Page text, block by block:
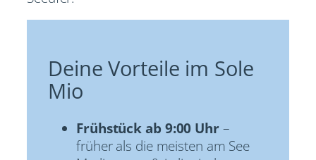
Deine Vorteile im Sole
Mio
Frühstück ab 9:00 Uhr–
früher als die meisten am See